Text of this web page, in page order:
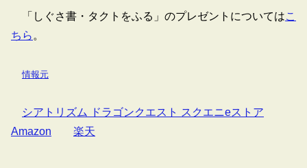
「しぐさ書・タクトをふる」のプレゼントについてはこ
ちら 。
情報元
シアトリズム ドラゴンクエスト スクエニeストア
Amazon
楽天